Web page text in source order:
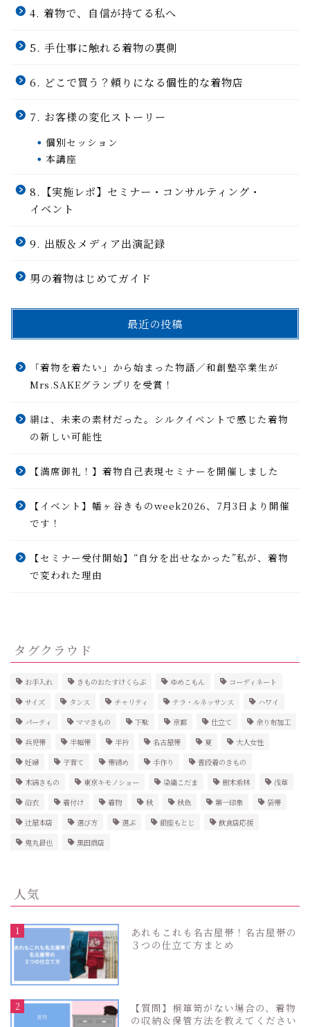
4. 着物で、自信が持てる私へ
5. 手仕事に触れる着物の裏側
6. どこで買う？頼りになる個性的な着物店
7. お客様の変化ストーリー
個別セッション
本講座
8.【実施レポ】セミナー・コンサルティング・
イベント
9. 出版＆メディア出演記録
男の着物はじめてガイド
最近の投稿
「着物を着たい」から始まった物語／和創塾卒業生が
Mrs.SAKEグランプリを受賞！
絹は、未来の素材だった。シルクイベントで感じた着物
の新しい可能性
【満席御礼！】着物自己表現セミナーを開催しました
【イベント】幡ヶ谷きものweek2026、7月3日より開催
です！
【セミナー受付開始】“自分を出せなかった”私が、着物
で変われた理由
タグクラウド
お手入れ きものおたすけくらぶ ゆめこもん
コーディネート
サイズ
タンス チャリティ テラ・ルネッサンス
ハワイ
パーティ
ママきもの 下駄 京都 仕立て
余り布加工
兵児帯
半幅帯 半衿 名古屋帯 夏
大人女性
妊婦
子育て 帯締め 手作り
普段着のきもの
木綿きもの
東京キモノショー 染織こだま 樹木希林
浅草
浴衣
着付け 着物 秋 秋色 第一印象
袋帯
辻屋本店
選び方 選ぶ 銀座もとじ
飲食店応援
鬼丸昌也
黒田商店
人気
1
あれもこれも名古屋帯！名古屋帯の
３つの仕立て方まとめ
2
【質問】桐箪笥がない場合の、着物
の収納＆保管方法を教えてください